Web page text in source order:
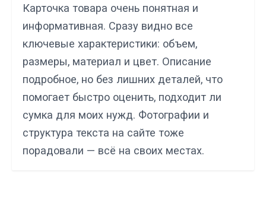
Карточка товара очень понятная и
информативная. Сразу видно все
ключевые характеристики: объем,
размеры, материал и цвет. Описание
подробное, но без лишних деталей, что
помогает быстро оценить, подходит ли
сумка для моих нужд. Фотографии и
структура текста на сайте тоже
порадовали — всё на своих местах.